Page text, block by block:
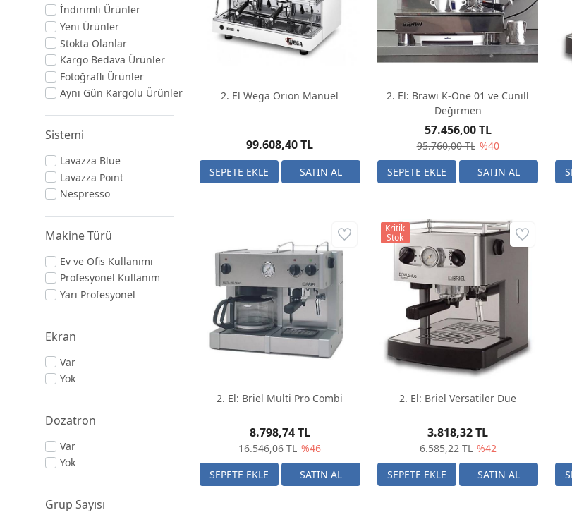
Wega
İndirimli Ürünler
Yeni Ürünler
Stokta Olanlar
Kargo Bedava Ürünler
Fotoğraflı Ürünler
Aynı Gün Kargolu Ürünler
Sistemi
Lavazza Blue
Lavazza Point
Nespresso
Makine Türü
Ev ve Ofis Kullanımı
Profesyonel Kullanım
Yarı Profesyonel
Ekran
Var
Yok
Dozatron
Var
Yok
Grup Sayısı
2. El Wega Orion Manuel
99.608,40 TL
2. El: Brawi K-One 01 ve Cunill
Değirmen
95.760,00 TL %40
57.456,00 TL
2. El: Briel Multi Pro Combi
16.546,06 TL %46
8.798,74 TL
2. El: Briel Versatiler Due
6.585,22 TL %42
3.818,32 TL
Kritik
Stok